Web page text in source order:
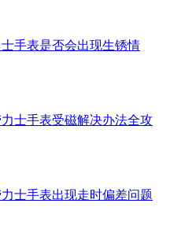
手表是否会出现生锈情
士手表受磁解决办法全攻
士手表出现走时偏差问题